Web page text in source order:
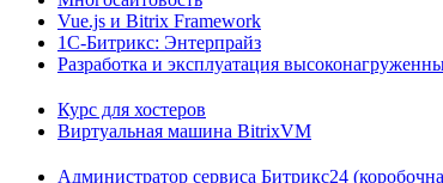
Vue.js и Bitrix Framework
1С-Битрикс: Энтерпрайз
Разработка и эксплуатация
Курс для хостеров
Виртуальная машина BitrixVM
Администратор сервиса Битрикс24